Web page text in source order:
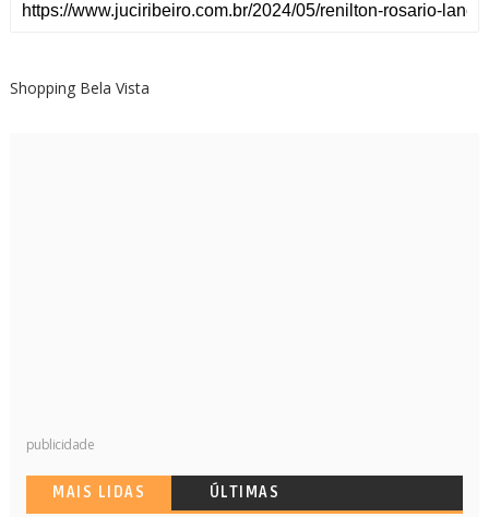
Shopping Bela Vista
publicidade
MAIS LIDAS ÚLTIMAS